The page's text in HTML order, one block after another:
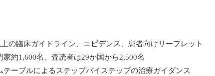
の臨床ガイドライン、エビデンス、患者向けリーフレット
約1,600名、査読者は29か国から2,500名
ーブルによるステップバイステップの治療ガイダンス